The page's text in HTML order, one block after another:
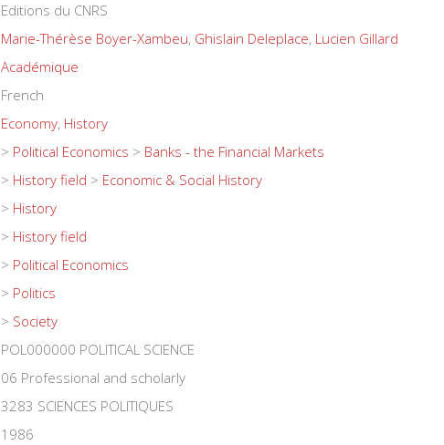
Editions du CNRS
Marie-Thérèse Boyer-Xambeu, Ghislain Deleplace, Lucien Gillard
Académique
French
Economy, History
> Political Economics > Banks - the Financial Markets
> History field > Economic & Social History
> History
> History field
> Political Economics
> Politics
> Society
POL000000 POLITICAL SCIENCE
06 Professional and scholarly
3283 SCIENCES POLITIQUES
1986